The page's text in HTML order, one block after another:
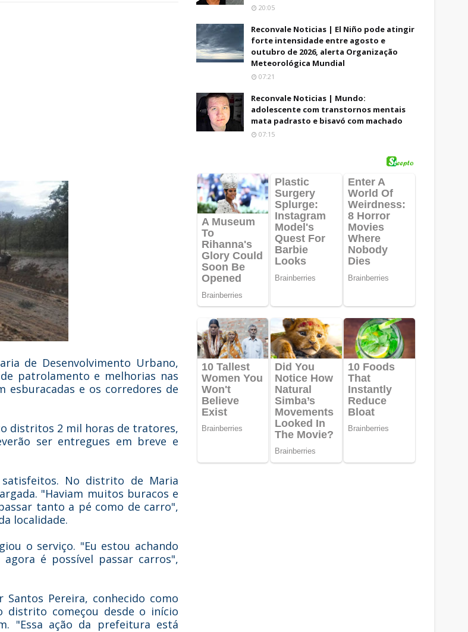
de Desenvolvimento Urbano,
patrolamento e melhorias nas
esburacadas e os corredores de
distritos 2 mil horas de tratores,
ser entregues em breve e
No distrito de Maria
"Haviam muitos buracos e
tanto a pé como de carro",
localidade.
o serviço. "Eu estou achando
é possível passar carros",
Pereira, conhecido como
começou desde o início
"Essa ação da prefeitura está
20:05
Reconvale Noticias | El Niño pode atingir
forte intensidade entre agosto e
outubro de 2026, alerta Organização
Meteorológica Mundial
07:21
Reconvale Noticias | Mundo:
adolescente com transtornos mentais
mata padrasto e bisavó com machado
07:15